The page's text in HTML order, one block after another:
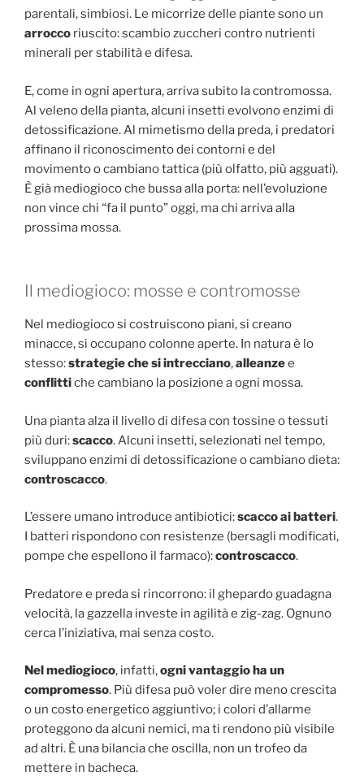
parentali, simbiosi. Le micorrize delle piante sono un
arrocco riuscito: scambio zuccheri contro nutrienti
minerali per stabilità e difesa.
E, come in ogni apertura, arriva subito la contromossa.
Al veleno della pianta, alcuni insetti evolvono enzimi di
detossificazione. Al mimetismo della preda, i predatori
affinano il riconoscimento dei contorni e del
movimento o cambiano tattica (più olfatto, più agguati).
È già mediogioco che bussa alla porta: nell’evoluzione
non vince chi “fa il punto” oggi, ma chi arriva alla
prossima mossa.
Il mediogioco: mosse e contromosse
Nel mediogioco si costruiscono piani, si creano
minacce, si occupano colonne aperte. In natura è lo
stesso:strategie che si intrecciano,alleanzee
conflittiche cambiano la posizione a ogni mossa.
Una pianta alza il livello di difesa con tossine o tessuti
più duri:scacco. Alcuni insetti, selezionati nel tempo,
sviluppano enzimi di detossificazione o cambiano dieta:
controscacco.
L’essere umano introduce antibiotici:scacco ai batteri.
I batteri rispondono con resistenze (bersagli modificati,
pompe che espellono il farmaco):controscacco.
Predatore e preda si rincorrono: il ghepardo guadagna
velocità, la gazzella investe in agilità e zig-zag. Ognuno
cerca l’iniziativa, mai senza costo.
Nel mediogioco, infatti,ogni vantaggio ha un
compromesso. Più difesa può voler dire meno crescita
o un costo energetico aggiuntivo; i colori d’allarme
proteggono da alcuni nemici, ma ti rendono più visibile
ad altri. È una bilancia che oscilla, non un trofeo da
mettere in bacheca.